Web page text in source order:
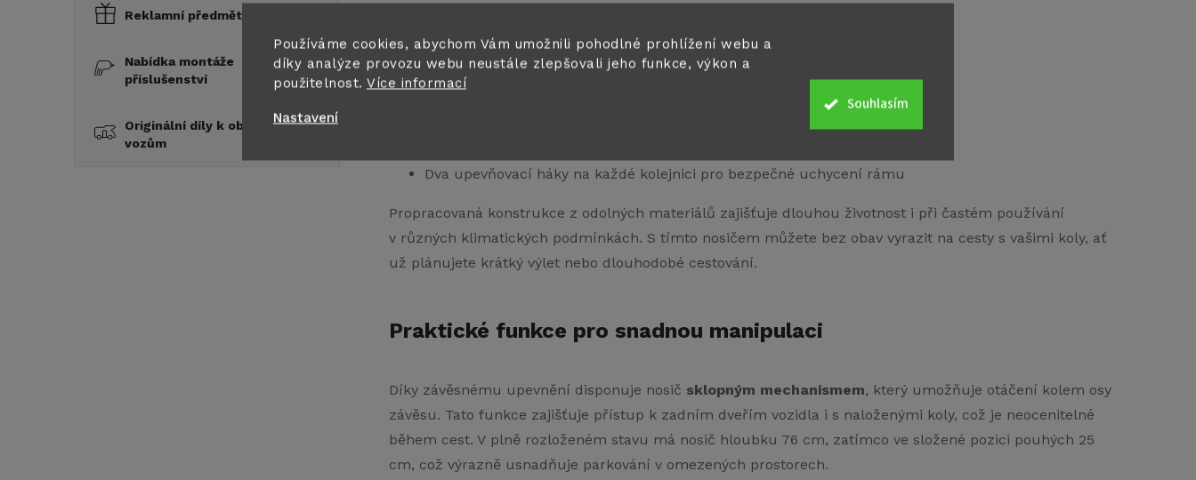
Používáme cookies, abychom Vám umožnili pohodlné prohlížení webu a
díky analýze provozu webu neustále zlepšovali jeho funkce, výkon a
použitelnost. Více informací
Nastavení
Souhlasím
Reklamní předměty a dárky
Nabídka montáže
příslušenství
Originální díly k obytným
vozům
Celkovánosnost 60 kg umožňuje přepravu dvou elektrokol
Dva upevňovací háky na každé kolejnici pro bezpečné uchycení rámu
Propracovaná konstrukce z odolných materiálů zajišťuje dlouhou životnost i při častém používání
v různých klimatických podmínkách. S tímto nosičem můžete bez obav vyrazit na cesty s vašimi koly, ať
už plánujete krátký výlet nebo dlouhodobé cestování.
Praktické funkce pro snadnou manipulaci
Díky závěsnému upevnění disponuje nosič sklopným mechanismem, který umožňuje otáčení kolem osy
závěsu. Tato funkce zajišťuje přístup k zadním dveřím vozidla i s naloženými koly, což je neocenitelné
během cest. V plně rozloženém stavu má nosič hloubku 76 cm, zatímco ve složené pozici pouhých 25
cm, což výrazně usnadňuje parkování v omezených prostorech.